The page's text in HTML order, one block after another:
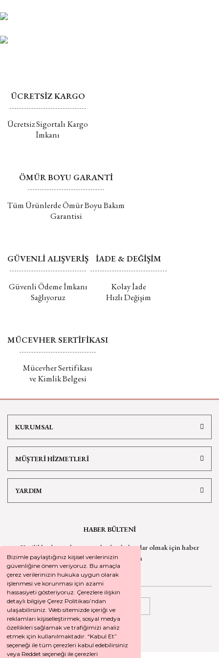
Bizimle paylaştığınız kişisel verilerinizin
güvenliğine önem veriyoruz. Bu amaçla
çerez verilerinizin hukuka uygun olarak
işlenmesi ve korunması için azami
hassasiyeti gösteriyoruz. Çerezlere ilişkin
detaylı bilgiye Çerez Politikası’ndan
ulaşabilirsiniz. Web sitemizde içeriği ve
reklamları kişiselleştirmek, sosyal medya
özellikleri sağlamak ve trafiğimizi analiz
etmek için kullanılmaktadır. “Kabul Et”
seçeneği ile tüm çerezleri kabul edebilirsiniz
veya Reddet seçeneği ile çerezleri
edilmemektedir.
ÜCRETSİZ KARGO
Ücretsiz Sigortalı Kargo
İmkanı
ÖMÜR BOYU GARANTİ
Tüm Ürünlerde Ömür Boyu Bakım
Garantisi
GÜVENLİ ALIŞVERİŞ
Güvenli Ödeme İmkanı
Sağlıyoruz
İADE & DEĞİŞİM
Kolay İade
Hızlı Değişim
MÜCEVHER SERTİFİKASI
Mücevher Sertifikası
ve Kimlik Belgesi
KURUMSAL
MÜŞTERİ HİZMETLERİ
YARDIM
HABER BÜLTENİ
Yeniliklerden ve kampanyalardan haberdar olmak için haber
bültenimize kaydolun
KAYDOL